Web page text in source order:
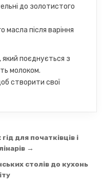
до золотистого
після варіння
який поєднується з
молоком.
створити свої
для початківців і
→
столів до кухонь